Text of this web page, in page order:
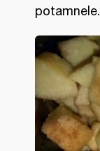
potamnele.